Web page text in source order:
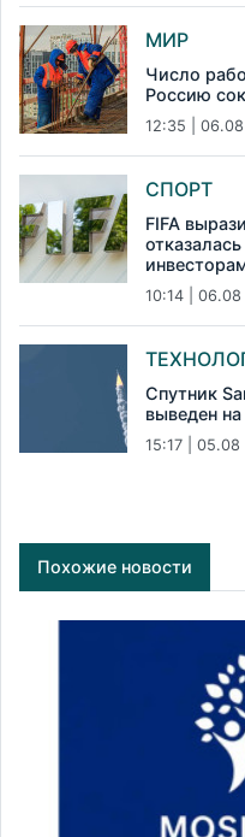
МИР
Число
Россию
12:35 | 06.08
СПОРТ
FIFA
10:14 | 06.08
Спутник
выведен
15:17 | 05.08
Похожие новости